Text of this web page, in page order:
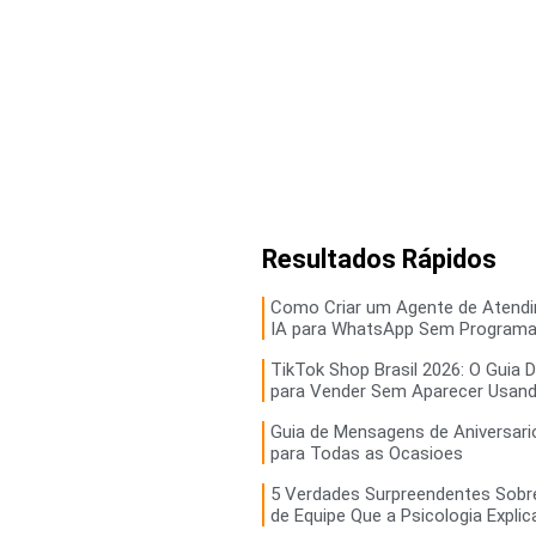
Resultados Rápidos
Como Criar um Agente de
IA para WhatsApp Sem
TikTok Shop Brasil 2026: O Guia
para Vender Sem Aparecer
Guia de Mensagens de
para Todas as Ocasioes
5 Verdades Surpreendentes
de Equipe Que a Psicologia